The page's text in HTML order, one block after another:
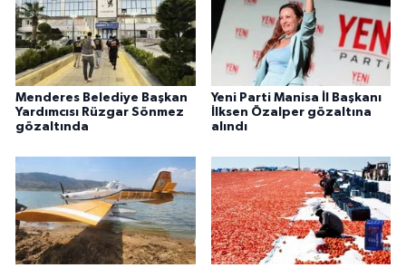
Menderes Belediye Başkan
Yardımcısı Rüzgar Sönmez
gözaltında
Yeni Parti Manisa İl Başkanı
İlksen Özalper gözaltına
alındı